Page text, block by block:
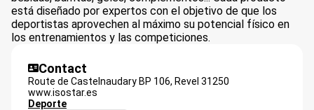
está diseñado por expertos con el objetivo de que los
deportistas aprovechen al máximo su potencial físico en
los entrenamientos y las competiciones.
Contact
Route de Castelnaudary BP 106, Revel 31250
www.isostar.es
Deporte